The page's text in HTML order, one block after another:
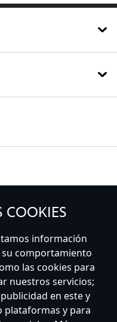
Buscador de Tiendas
Política de Cookies
Generales
COOKIES
información
comportamiento
las cookies para
nuestros servicios;
en este y
plataformas y para